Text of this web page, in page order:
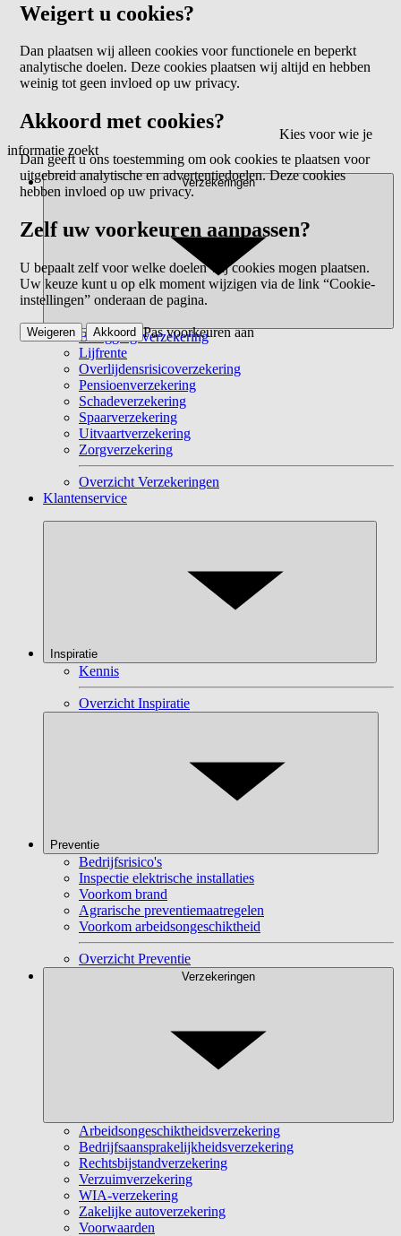
Kies voor wie je
informatie zoekt
Verzekeringen
Beleggingsverzekering
Lijfrente
Overlijdensrisicoverzekering
Pensioenverzekering
Schadeverzekering
Spaarverzekering
Uitvaartverzekering
Zorgverzekering
Overzicht Verzekeringen
Klantenservice
Inspiratie
Kennis
Overzicht Inspiratie
Preventie
Bedrijfsrisico's
Inspectie elektrische installaties
Voorkom brand
Agrarische preventiemaatregelen
Voorkom arbeidsongeschiktheid
Overzicht Preventie
Verzekeringen
Arbeidsongeschiktheidsverzekering
Bedrijfsaansprakelijkheidsverzekering
Rechtsbijstandverzekering
Verzuimverzekering
WIA-verzekering
Zakelijke autoverzekering
Voorwaarden
Weigert u cookies?
Dan plaatsen wij alleen cookies voor functionele en beperkt
analytische doelen. Deze cookies plaatsen wij altijd en hebben
weinig tot geen invloed op uw privacy.
Akkoord met cookies?
Dan geeft u ons toestemming om ook cookies te plaatsen voor
uitgebreid analytische en advertentiedoelen. Deze cookies
hebben invloed op uw privacy.
Zelf uw voorkeuren aanpassen?
U bepaalt zelf voor welke doelen wij cookies mogen plaatsen.
Uw keuze kunt u op elk moment wijzigen via de link “Cookie-
instellingen” onderaan de pagina.
Pas voorkeuren aan
Weigeren Akkoord